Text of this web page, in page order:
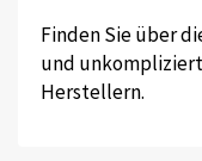
Finden Sie über
und
Herstellern.